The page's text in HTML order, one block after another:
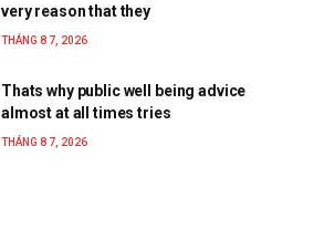
very reason that they
THÁNG 8 7, 2026
Thats why public well being advice
almost at all times tries
THÁNG 8 7, 2026